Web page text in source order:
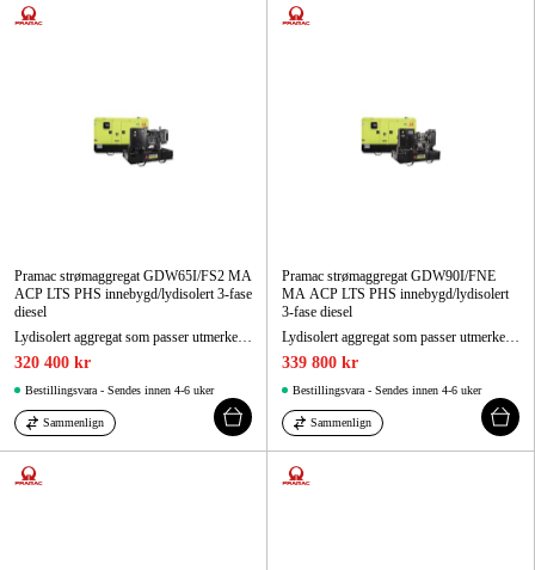
Pramac strømaggregat GDW65I/FS2 MA
ACP LTS PHS innebygd/lydisolert 3-fase
diesel
Lydisolert aggregat som passer utmerket som reservekraftaggregat og oppfyller utslippsklasse 2.
320 400 kr
Bestillingsvara - Sendes innen 4-6 uker
Sammenlign
Pramac strømaggregat GDW90I/FNE
MA ACP LTS PHS innebygd/lydisolert
3-fase diesel
Lydisolert aggregat som passer utmerket som reservekraftaggregat.
339 800 kr
Bestillingsvara - Sendes innen 4-6 uker
Sammenlign